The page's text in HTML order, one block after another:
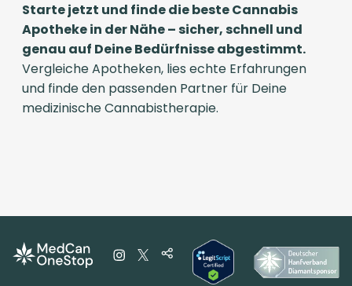
Starte jetzt und finde die beste Cannabis
Apotheke in der Nähe – sicher, schnell und
genau auf Deine Bedürfnisse abgestimmt.
Vergleiche Apotheken, lies echte Erfahrungen
und finde den passenden Partner für Deine
medizinische Cannabistherapie.